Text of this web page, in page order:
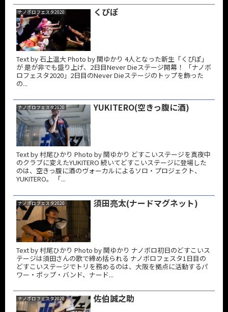
ナノボロフェスタ2020 くぴぽ
Text by 石上温大 Photo by 関ゆかり 4人となった新生「くぴぽ」
が 是が非でも盛り上げ、2日目Never Dieステージ開幕！ 「ナノボ
ロフェスタ2020」2日目のNever Dieステージのトップを飾った
の...
ナノボロフェスタ2020 YUKITERO(空きっ腹に酒)
Text by 村尾ひかり Photo by 関ゆかり どすこいステージを真夜中
のクラブに変えたYUKITERO 続いてどすこいステージに登場した
のは、空きっ腹に酒のヴォーカルによるソロ・プロジェクト、
YUKITERO。 「...
ナノボロフェスタ2020 須田亮太(ナードマグネット)
Text by 村尾ひかり Photo by 関ゆかり ナノボロ初日のどすこいス
テージは須田さんの歌で締め括られる ナノボロフェスタ1日目の
どすこいステージでトリを務めるのは、大阪を拠点に活動するパ
ワー・ポップ・バンド、ナード...
ナノボロフェスタ2020 佐伯誠之助